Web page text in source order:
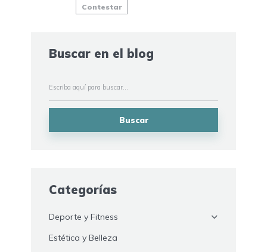
Contestar
Buscar en el blog
Buscar
Categorías
Deporte y Fitness
Estética y Belleza